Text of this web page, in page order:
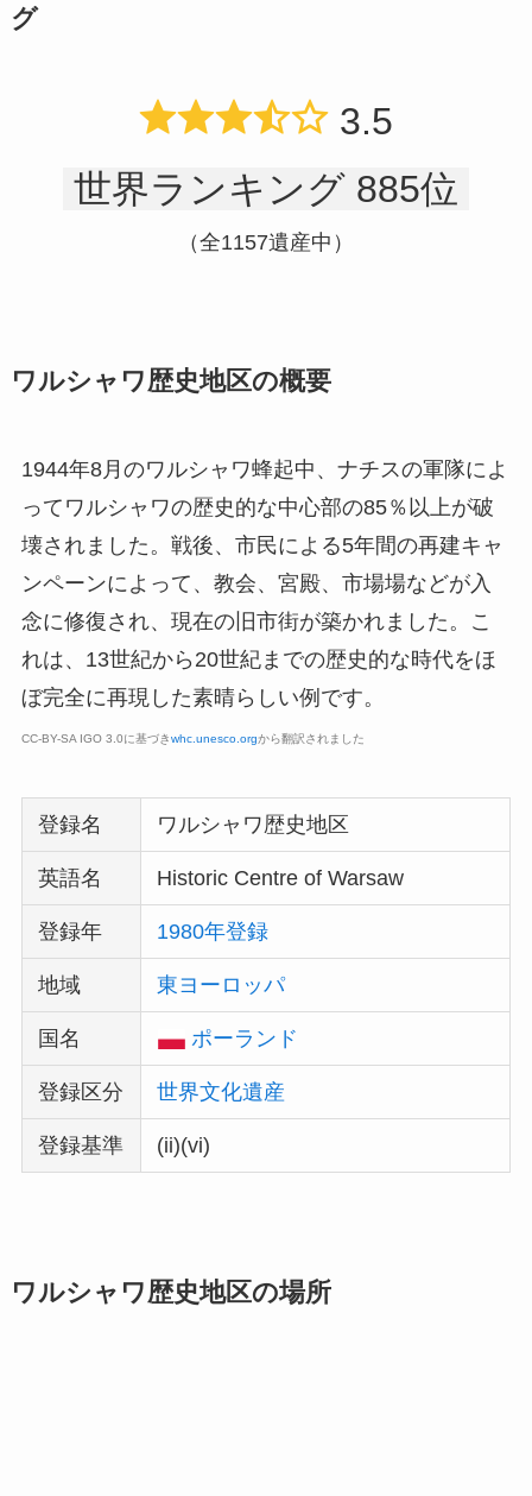
グ
3.5
世界ランキング 885位
（全1157遺産中）
ワルシャワ歴史地区の概要
1944年8月のワルシャワ蜂起中、ナチスの軍隊によ
ってワルシャワの歴史的な中心部の85％以上が破
壊されました。戦後、市民による5年間の再建キャ
ンペーンによって、教会、宮殿、市場場などが入
念に修復され、現在の旧市街が築かれました。こ
れは、13世紀から20世紀までの歴史的な時代をほ
ぼ完全に再現した素晴らしい例です。
CC-BY-SA IGO 3.0に基づきwhc.unesco.orgから翻訳されました
登録名 ワルシャワ歴史地区
英語名 Historic Centre of Warsaw
登録年 1980年登録
地域 東ヨーロッパ
国名 ポーランド
登録区分 世界文化遺産
登録基準 (ii)(vi)
ワルシャワ歴史地区の場所